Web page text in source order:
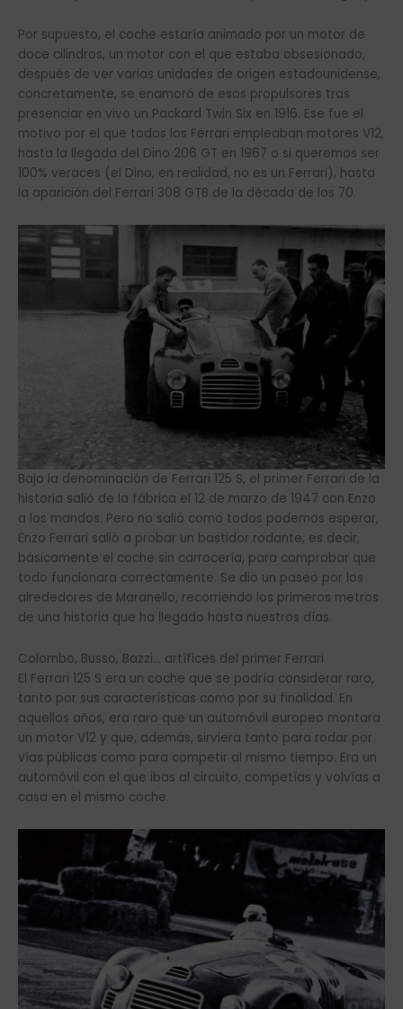
Por supuesto, el coche estaría animado por un motor de
doce cilindros, un motor con el que estaba obsesionado,
después de ver varias unidades de origen estadounidense,
concretamente, se enamoró de esos propulsores tras
presenciar en vivo un Packard Twin Six en 1916. Ese fue el
motivo por el que todos los Ferrari empleaban motores V12,
hasta la llegada del Dino 206 GT en 1967 o si queremos ser
100% veraces (el Dino, en realidad, no es un Ferrari), hasta
la aparición del Ferrari 308 GTB de la década de los 70.
Bajo la denominación de Ferrari 125 S, el primer Ferrari de la
historia salió de la fábrica el 12 de marzo de 1947 con Enzo
a los mandos. Pero no salió como todos podemos esperar,
Enzo Ferrari salió a probar un bastidor rodante, es decir,
básicamente el coche sin carrocería, para comprobar que
todo funcionara correctamente. Se dio un paseo por los
alrededores de Maranello, recorriendo los primeros metros
de una historia que ha llegado hasta nuestros días.
Colombo, Busso, Bazzi… artífices del primer Ferrari
El Ferrari 125 S era un coche que se podría considerar raro,
tanto por sus características como por su finalidad. En
aquellos años, era raro que un automóvil europeo montara
un motor V12 y que, además, sirviera tanto para rodar por
vías públicas como para competir al mismo tiempo. Era un
automóvil con el que ibas al circuito, competías y volvías a
casa en el mismo coche.